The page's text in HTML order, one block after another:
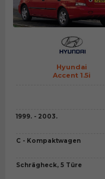
Hyundai
Accent 1.5i
1999. - 2003.
C - Kompaktwagen
Schrägheck, 5 Türe